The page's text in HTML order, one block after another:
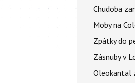
Chudoba
Moby na
Zpátky do
Zásnuby v
Oleokantal